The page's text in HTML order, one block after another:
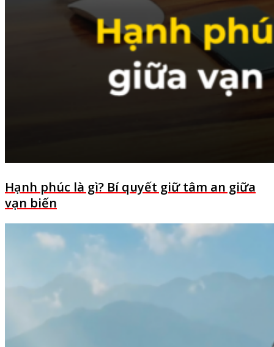
Hạnh phúc là gì? Bí quyết giữ tâm an giữa
vạn biến